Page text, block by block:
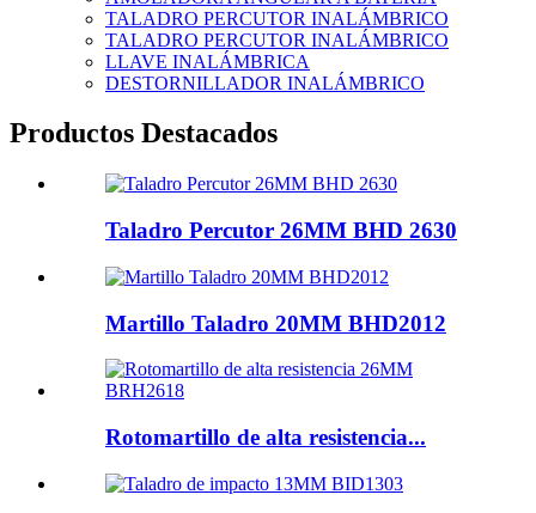
TALADRO PERCUTOR INALÁMBRICO
TALADRO PERCUTOR INALÁMBRICO
LLAVE INALÁMBRICA
DESTORNILLADOR INALÁMBRICO
Productos Destacados
Taladro Percutor 26MM BHD 2630
Martillo Taladro 20MM BHD2012
Rotomartillo de alta resistencia...